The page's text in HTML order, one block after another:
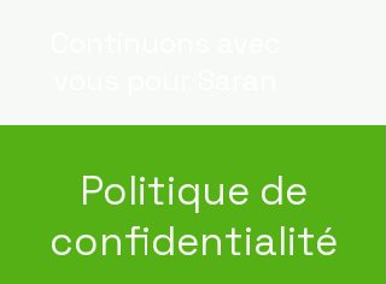
Politique de
confidentialité